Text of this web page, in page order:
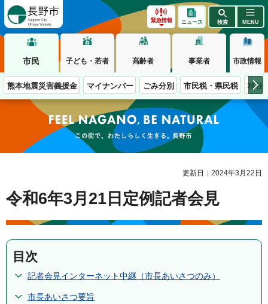
緊急情報 ニュース 検索 MENU
市民 子ども・若者 高齢者 事業者 市政情報
熊本地震災害義援金 マイナンバー ごみ分別 市民税・県民税 移住
この街で、わたしらしく生きる。長野市
更新日：2024年3月22日
令和6年3月21日定例記者会見
目次
記者会見インターネット中継（市長あいさつのみ）
市長あいさつ要旨